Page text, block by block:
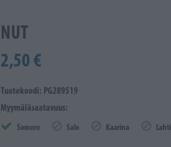
NUT
2,50 €
Tuotekoodi: PG289519
Myymäläsaatavuus:
Somero Salo Kaarina Lahti